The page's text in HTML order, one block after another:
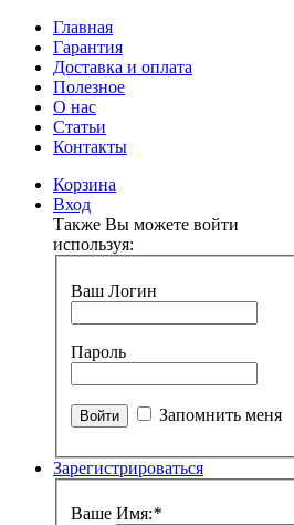
Главная
Гарантия
Доставка и оплата
Полезное
О нас
Статьи
Контакты
Корзина
Вход
Также Вы можете войти
используя:
Ваш Логин
Пароль
Запомнить меня
Зарегистрироваться
Ваше Имя:*